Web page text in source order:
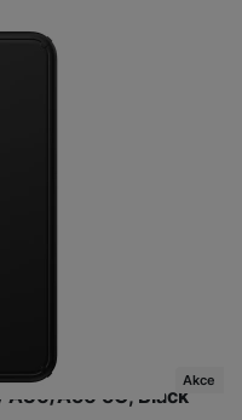
A36/A56 5G, Black
Akce